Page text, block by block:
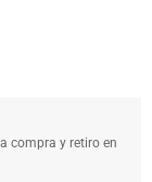
compra y retiro en